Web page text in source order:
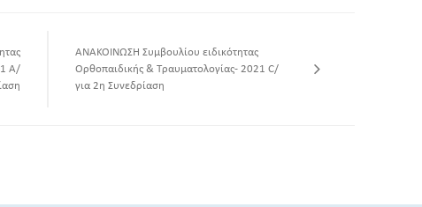
Α/
ΑΝΑΚΟΙΝΩΣΗ Συμβουλίου ειδικότητας
Ορθοπαιδικής & Τραυματολογίας- 2021 C/
για 2η Συνεδρίαση